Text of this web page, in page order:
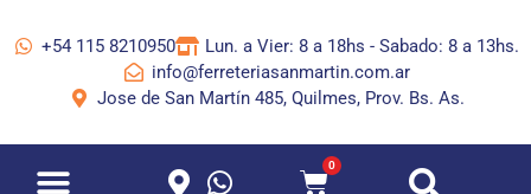
+54 115 8210950
Lun. a Vier: 8 a 18hs - Sabado: 8 a 13hs.
info@ferreteriasanmartin.com.ar
Jose de San Martín 485, Quilmes, Prov. Bs. As.
0